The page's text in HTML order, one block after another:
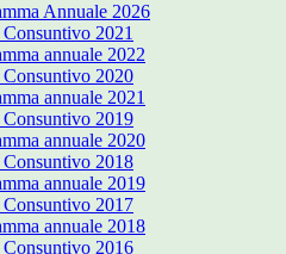
Annuale 2026
2021
annuale 2022
2020
annuale 2021
2019
annuale 2020
2018
annuale 2019
2017
annuale 2018
2016